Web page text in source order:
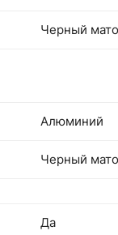
Черный
Алюминий
Черный
Да